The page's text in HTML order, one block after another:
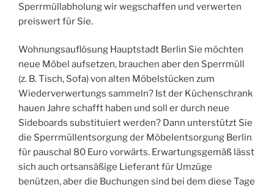
Sperrmüllabholung wir wegschaffen und verwerten
preiswert für Sie.
Wohnungsauflösung Hauptstadt Berlin Sie möchten
neue Möbel aufsetzen, brauchen aber den Sperrmüll
(z. B. Tisch, Sofa) von alten Möbelstücken zum
Wiederverwertungs sammeln? Ist der Küchenschrank
hauen Jahre schafft haben und soll er durch neue
Sideboards substituiert werden? Dann unterstützt Sie
die Sperrmüllentsorgung der Möbelentsorgung Berlin
für pauschal 80 Euro vorwärts. Erwartungsgemäß lässt
sich auch ortsansäßige Lieferant für Umzüge
benützen, aber die Buchungen sind bei dem diese Tage